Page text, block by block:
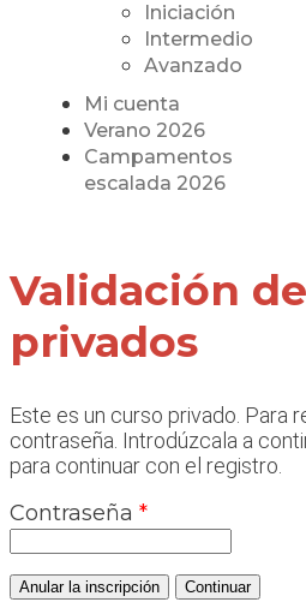
Iniciación
Intermedio
Avanzado
Mi cuenta
Verano 2026
Campamentos
escalada 2026
Validación
privados
Este es un curso privado. Para
contraseña. Introdúzcala a
para continuar con el registro.
Contraseña *